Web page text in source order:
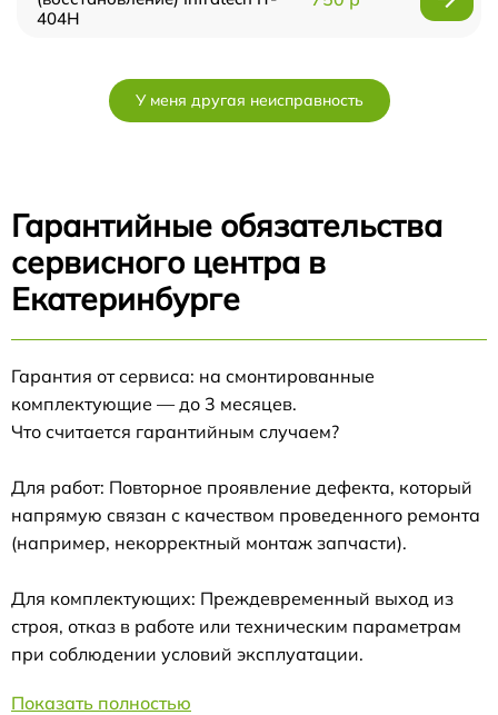
404H
У меня другая неисправность
Гарантийные обязательства
сервисного центра в
Екатеринбурге
Гарантия от сервиса: на смонтированные
комплектующие — до 3 месяцев.
Что считается гарантийным случаем?
Для работ: Повторное проявление дефекта, который
напрямую связан с качеством проведенного ремонта
(например, некорректный монтаж запчасти).
Для комплектующих: Преждевременный выход из
строя, отказ в работе или техническим параметрам
при соблюдении условий эксплуатации.
Показать полностью